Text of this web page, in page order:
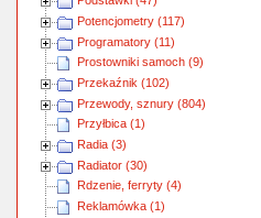
Potencjometry (117)
Programatory (11)
Prostowniki samoch (9)
Przekaźnik (102)
Przewody, sznury (804)
Przyłbica (1)
Radia (3)
Radiator (30)
Rdzenie, ferryty (4)
Reklamówka (1)